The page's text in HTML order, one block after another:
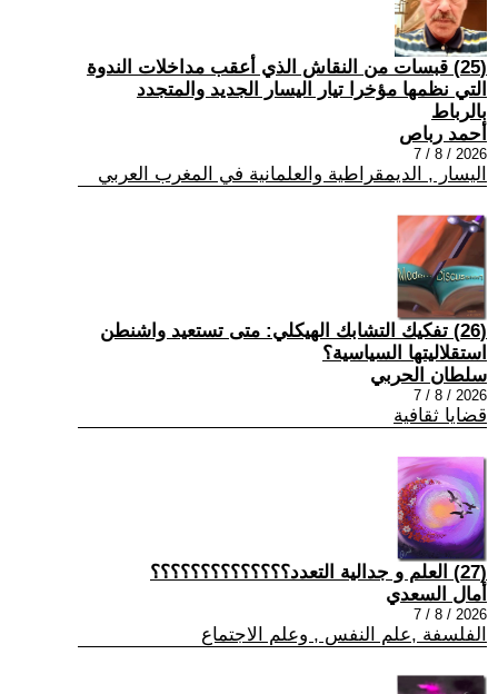
(25) قبسات من النقاش الذي أعقب مداخلات الندوة
التي نظمها مؤخرا تيار اليسار الجديد والمتجدد
بالرباط
أحمد رباص
2026 / 8 / 7
اليسار , الديمقراطية والعلمانية في المغرب العربي
(26) تفكيك التشابك الهيكلي: متى تستعيد واشنطن
استقلاليتها السياسية؟
سلطان الحربي
2026 / 8 / 7
قضايا ثقافية
(27) العلم و جدالية التعدد؟؟؟؟؟؟؟؟؟؟؟؟؟؟
أمال السعدي
2026 / 8 / 7
الفلسفة ,علم النفس , وعلم الاجتماع